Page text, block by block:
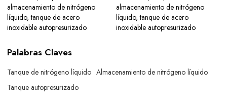
almacenamiento de nitrógeno
líquido, tanque de acero
inoxidable autopresurizado
almacenamiento de nitrógeno
líquido, tanque de acero
inoxidable autopresurizado
Palabras Claves
Tanque de nitrógeno líquido Almacenamiento de nitrógeno líquido
Tanque autopresurizado